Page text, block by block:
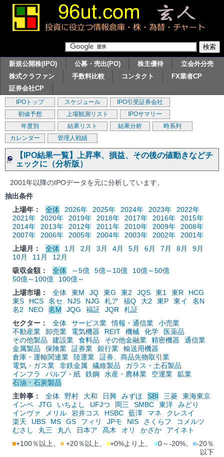
新規公開株(IPO) 公募・売出(PO) 株主優待
立会外分売
株式クラファン
手数料比較 コンタクト
FX業者CP
証券会社CP
IPOトップ スケジュール
IPO引受証券会社
初値予想
上場観測リスト
IPOサマリー
年度別
結果リスト 結果分析
時系列
カレンダー
管理人戦績
【IPO結果一覧】上昇率、損益、その後の値動きなどチ
ェックに（分析版）
2001年以降のIPOデータを元に分析しています。
抽出条件
上場年：
全体 2026年 2025年 2024年 2023年
2022年
2021年
2020年 2019年 2018年 2017年 2016年
2015年
2014年
2013年 2012年 2011年 2010年 2009年
2008年
2007年
2006年 2005年 2004年 2003年 2002年
2001年
上場月：
全体 1月 2月 3月 4月 5月 6月 7月 8月
9月
10月
11月
12月
吸収金額：
全体 ～5億 5億～10億
10億～50億
50億～100億
100億～
上場市場：
全体 東M JQ 東G 東2 JQS 東1 東R
HCG
東S
HCS 名セ NJS NJG 札ア 福Q 大2 東P 東イ
名N
名2
NEO 名M JQG 福証 JQR
札証
セクター：
全体 サービス業 情報・通信業
小売業
不動産業
卸売業 電気機器 REIT 機械 化学
医薬品
その他製品
建設業 食料品 その他金融業 精密機器
通信業
金属製品
保険業 証券業 銀行業
輸送用機器
倉庫・運輸関連業
陸運業
証券、商品先物取引業
電気・ガス業
非鉄金属 繊維製品
ガラス・土石製品
インフラ
パルプ・紙 鉄鋼 水産・農林業 空運業
鉱業
石油・石炭製品
主幹事：
全体 野村 大和 日興 みずほ SBI 三菱
東海東京
インベ
JTG いちよし UFJつ 岡三 SMBC 東洋
みどり
インヴァ
メリル 岩井コス HSBC 藍澤 マネ
クレスイ
楽天
UBS MS GS フィリ JPモ NIS さくらフ
コメルツ
むさし
丸三 丸八 日本ア 髙木 オリ かざか
アイネト
■+100％以上、 ■ +20％以上、 ■+0%より上、 ■0～-20%、 ■-20％
以下